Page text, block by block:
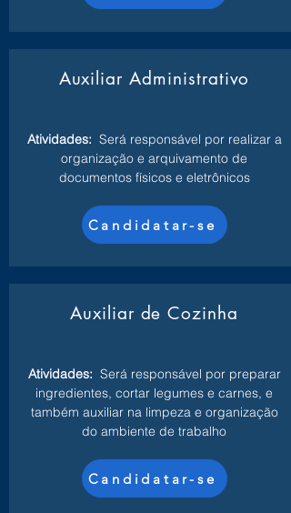
Auxiliar Administrativo
Atividades: Será responsável por realizar a
organização e arquivamento de
documentos físicos e eletrônicos
Candidatar-se
Auxiliar de Cozinha
Atividades: Será responsável por preparar
ingredientes, cortar legumes e carnes, e
também auxiliar na limpeza e organização
do ambiente de trabalho
Candidatar-se